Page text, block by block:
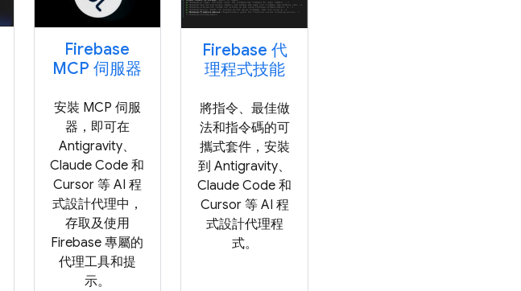
Firebase
MCP 伺服器
安裝 MCP 伺服
器，即可在
Antigravity、
Claude Code 和
Cursor 等 AI 程
式設計代理中，
存取及使用
Firebase 專屬的
代理工具和提
示。
Firebase 代
理程式技能
將指令、最佳做
法和指令碼的可
攜式套件，安裝
到 Antigravity、
Claude Code 和
Cursor 等 AI 程
式設計代理程
式。